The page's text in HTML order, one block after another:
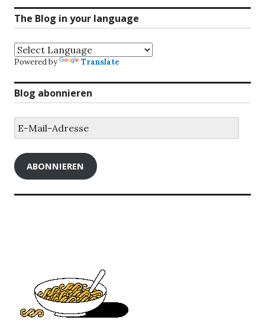
The Blog in your language
Powered by Translate
Blog abonnieren
Mail-
ABONNIEREN